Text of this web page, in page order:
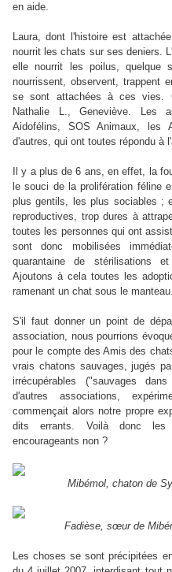
en aide.
Laura, dont l'histoire est
nourrit les chats sur ses deniers.
elle nourrit les poilus, quelque
nourrissent, observent, trappent
se sont attachées à ces vies.
Nathalie L., Geneviève. Les
Aidofélins, SOS Animaux, les
d'autres, qui ont toutes répondu à
Il y a plus de 6 ans, en effet, la
le souci de la prolifération féline
plus gentils, les plus sociables ;
reproductives, trop dures à
toutes les personnes qui ont
sont donc mobilisées
quarantaine de stérilisations
Ajoutons à cela toutes les
ramenant un chat sous le
S'il faut donner un point de
association, nous pourrions
pour le compte des Amis des
vrais chatons sauvages, jugés
irrécupérables ("sauvages
d'autres associations,
commençait alors notre propre
dits errants. Voilà donc les
encourageants non ?
Mibémol, chaton de
Fadièse, sœur de
Les choses se sont précipitées